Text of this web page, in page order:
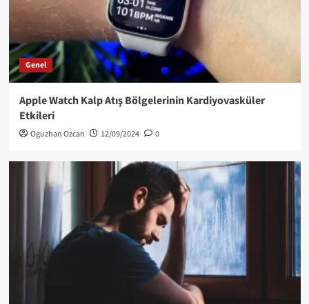
Genel
Apple Watch Kalp Atış Bölgelerinin Kardiyovasküler
Etkileri
Oguzhan Ozcan 12/09/2024 0